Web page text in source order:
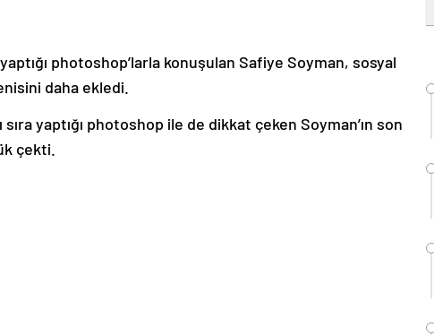
photoshop’larla konuşulan Safiye Soyman, sosyal
daha ekledi.
yaptığı photoshop ile de dikkat çeken Soyman’ın son
çekti.